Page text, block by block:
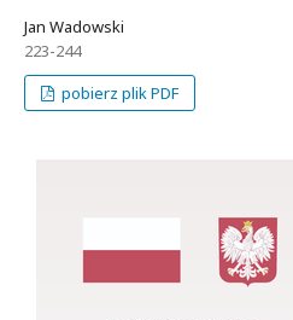
Jan Wadowski
223-244
pobierz plik PDF